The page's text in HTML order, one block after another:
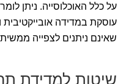
על כלל האוכלוסייה. ניתן
עוסקת במדידה
שאינם ניתנים לצפייה
שיטות למדידת